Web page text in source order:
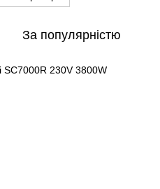
За популярністю